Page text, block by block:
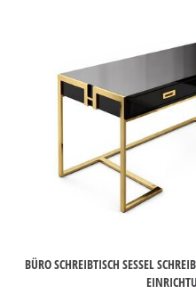
BÜRO SCHREIBTISCH SESSEL